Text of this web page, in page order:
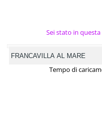
Sei stato in
Tempo di